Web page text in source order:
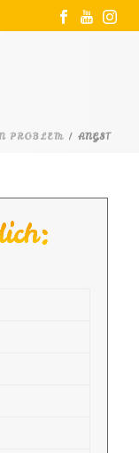
PROBLEM / ANGST